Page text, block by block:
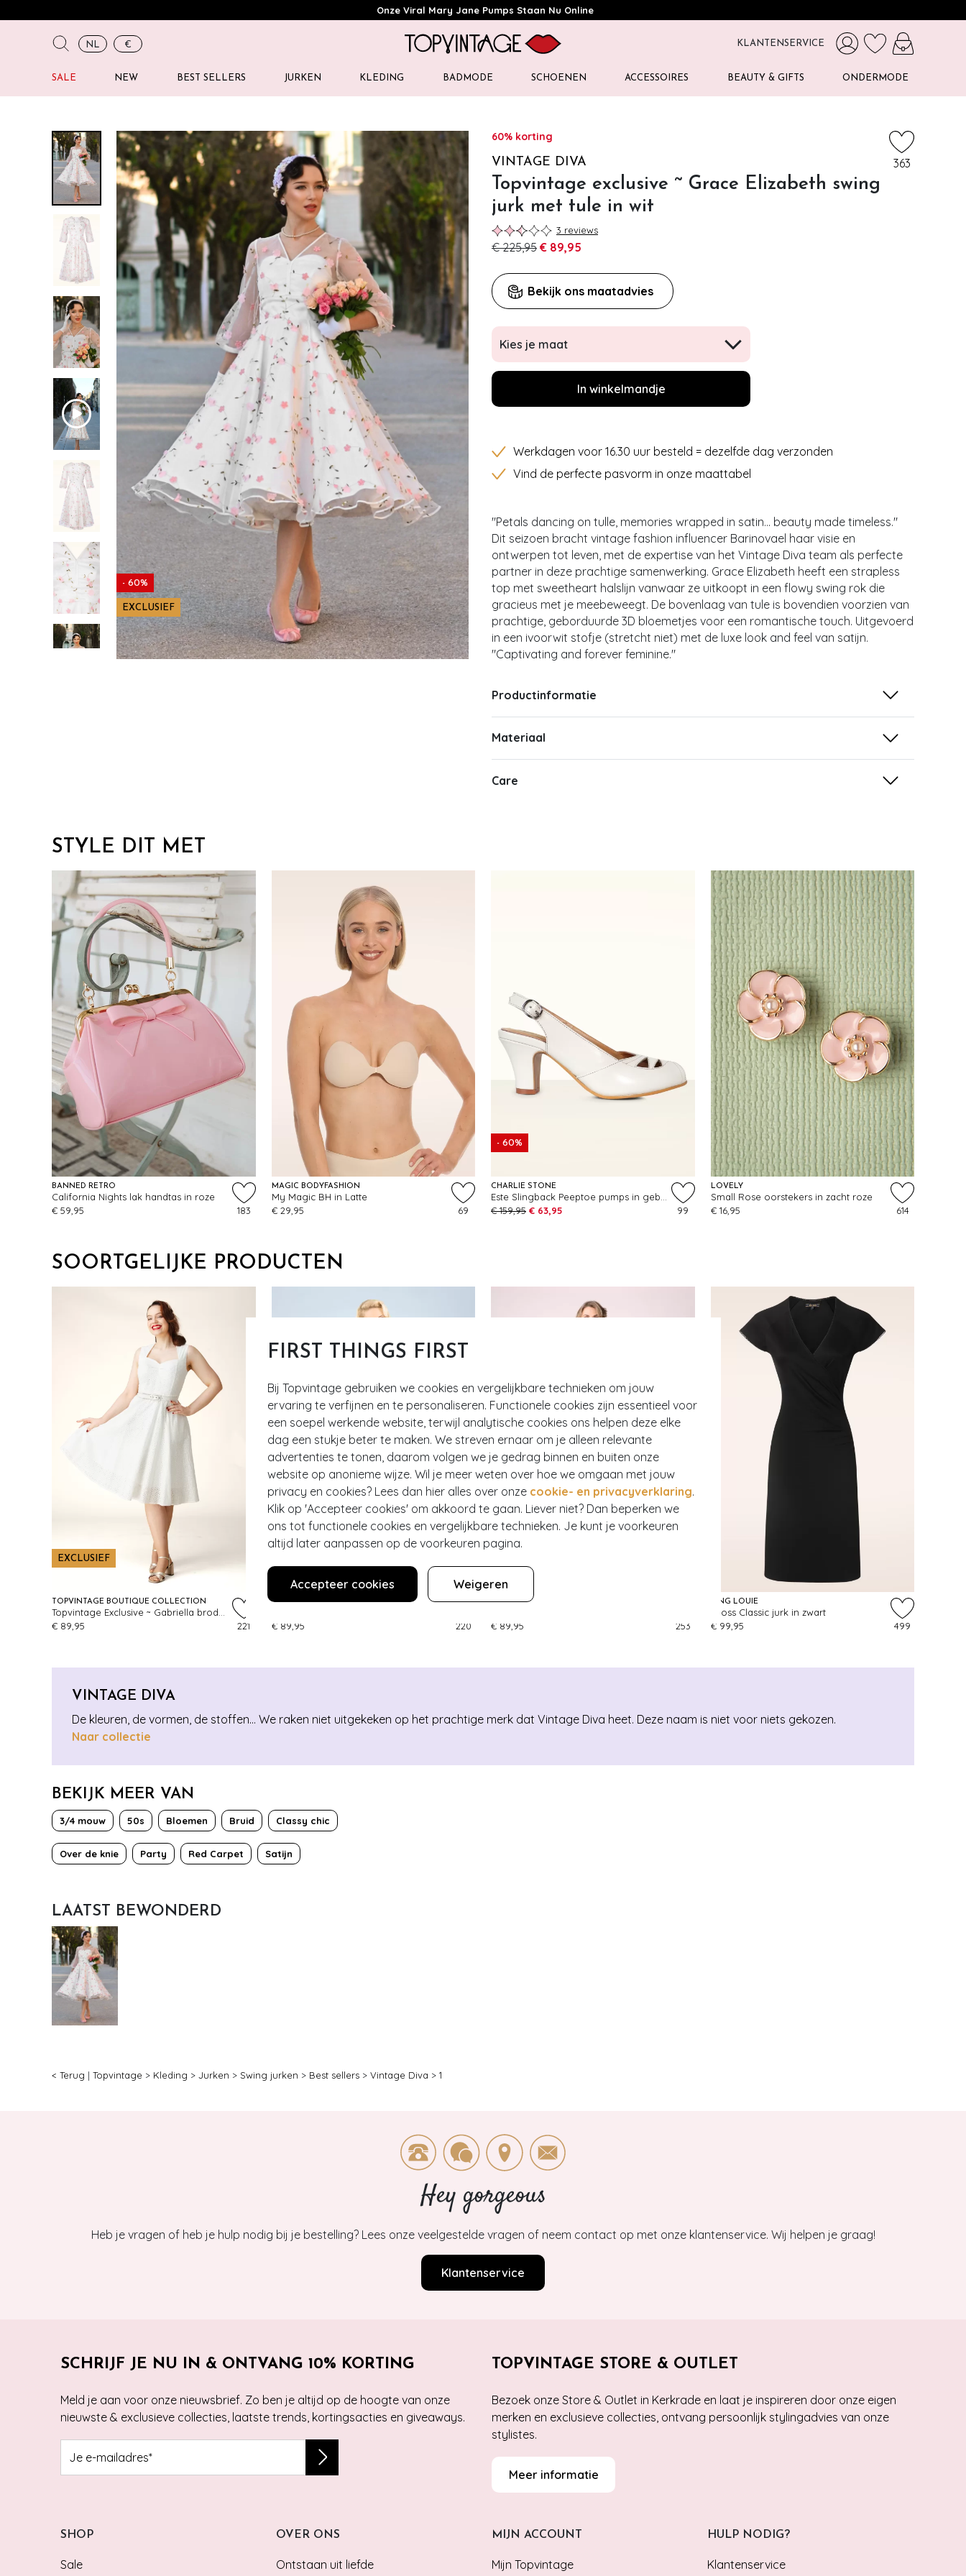
FIRST THINGS FIRST
Bij Topvintage gebruiken we cookies en vergelijkbare technieken om jouw
ervaring te verfijnen en te personaliseren. Functionele cookies zijn essentieel voor
een soepel werkende website, terwijl analytische cookies ons helpen deze elke
dag een stukje beter te maken. We streven ernaar om je alleen relevante
advertenties te tonen, daarom volgen we je gedrag binnen en buiten onze
website op anonieme wijze. Wil je meer weten over hoe we omgaan met jouw
privacy en cookies? Lees dan hier alles over onze cookie- en privacyverklaring.
Klik op 'Accepteer cookies' om akkoord te gaan. Liever niet? Dan beperken we
ons tot functionele cookies en vergelijkbare technieken. Je kunt je voorkeuren
altijd later aanpassen op de voorkeuren pagina.
Accepteer cookies Weigeren
Onze Viral Mary Jane Pumps Staan Nu Online
NL € KLANTENSERVICE
SALE NEW BEST SELLERS JURKEN KLEDING BADMODE SCHOENEN ACCESSOIRES BEAUTY & GIFTS ONDERMODE
- 60%
EXCLUSIEF
60% korting
VINTAGE DIVA
Topvintage exclusive ~ Grace Elizabeth swing
jurk met tule in wit
363
3 reviews
€ 225,95 € 89,95
Bekijk ons maatadvies
Kies je maat
In winkelmandje
Werkdagen voor 16.30 uur besteld = dezelfde dag verzonden
Vind de perfecte pasvorm in onze maattabel
"Petals dancing on tulle, memories wrapped in satin... beauty made timeless."
Dit seizoen bracht vintage fashion influencer Barinovael haar visie en
ontwerpen tot leven, met de expertise van het Vintage Diva team als perfecte
partner in deze prachtige samenwerking. Grace Elizabeth heeft een strapless
top met sweetheart halslijn vanwaar ze uitkoopt in een flowy swing rok die
gracieus met je meebeweegt. De bovenlaag van tule is bovendien voorzien van
prachtige, geborduurde 3D bloemetjes voor een romantische touch. Uitgevoerd
in een ivoorwit stofje (stretcht niet) met de luxe look and feel van satijn.
"Captivating and forever feminine."
Productinformatie
Materiaal
Care
STYLE DIT MET
BANNED RETRO
California Nights lak handtas in roze
€ 59,95
183
MAGIC BODYFASHION
My Magic BH in Latte
€ 29,95
69
- 60%
CHARLIE STONE
€ 159,95 € 63,95 99
LOVELY
Small Rose oorstekers in zacht roze
€ 16,95
614
SOORTGELIJKE PRODUCTEN
EXCLUSIEF
TOPVINTAGE BOUTIQUE COLLECTION
€ 89,95
221
TOPVINTAGE BOUTIQUE COLLECTION
€ 89,95
220
TOPVINTAGE BOUTIQUE COLLECTION
€ 89,95
253
KING LOUIE
Cross Classic jurk in zwart
€ 99,95
499
VINTAGE DIVA
De kleuren, de vormen, de stoffen… We raken niet uitgekeken op het prachtige merk dat Vintage Diva heet. Deze naam is niet voor niets gekozen.
Naar collectie
BEKIJK MEER VAN
3/4 mouw 50s Bloemen Bruid Classy chic
Over de knie Party Red Carpet Satijn
LAATST BEWONDERD
< Terug | Topvintage > Kleding > Jurken > Swing jurken > Best sellers > Vintage Diva > 1
Hey gorgeous
Heb je vragen of heb je hulp nodig bij je bestelling? Lees onze veelgestelde vragen of neem contact op met onze klantenservice. Wij helpen je graag!
Klantenservice
SCHRIJF JE NU IN & ONTVANG 10% KORTING
Meld je aan voor onze nieuwsbrief. Zo ben je altijd op de hoogte van onze
nieuwste & exclusieve collecties, laatste trends, kortingsacties en giveaways.
TOPVINTAGE STORE & OUTLET
Bezoek onze Store & Outlet in Kerkrade en laat je inspireren door onze eigen
merken en exclusieve collecties, ontvang persoonlijk stylingadvies van onze
stylistes.
Meer informatie
SHOP
Sale
OVER ONS
Ontstaan uit liefde
MIJN ACCOUNT
Mijn Topvintage
HULP NODIG?
Klantenservice